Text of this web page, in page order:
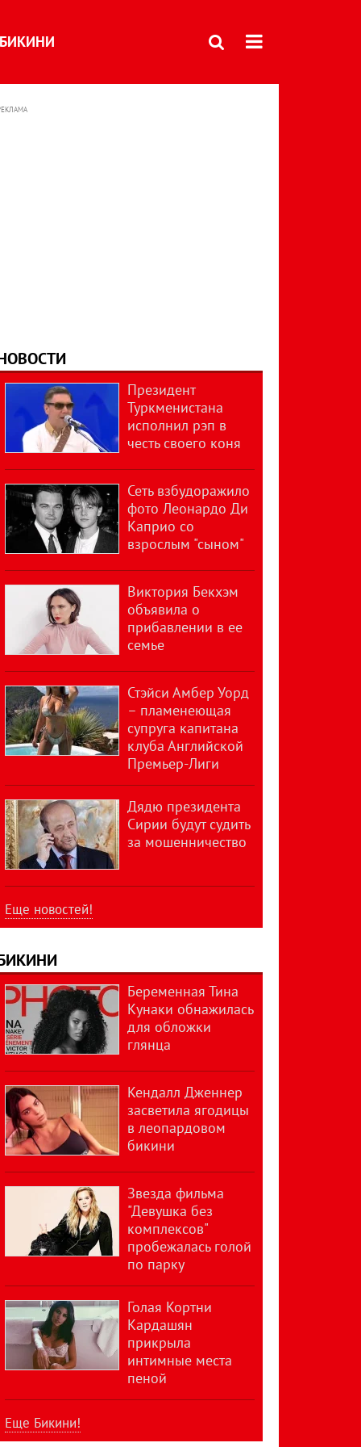
БИКИНИ
Президент
Туркменистана
исполнил рэп в
честь своего коня
Сеть взбудоражило
фото Леонардо Ди
Каприо со
взрослым "сыном"
Виктория Бекхэм
объявила о
прибавлении в ее
семье
Стэйси Амбер Уорд
– пламенеющая
супруга капитана
клуба Английской
Премьер-Лиги
Дядю президента
Сирии будут судить
за мошенничество
Еще новостей!
Беременная Тина
Кунаки обнажилась
для обложки
глянца
Кендалл Дженнер
засветила ягодицы
в леопардовом
бикини
Звезда фильма
"Девушка без
комплексов"
пробежалась голой
по парку
Голая Кортни
Кардашян
прикрыла
интимные места
пеной
Еще Бикини!